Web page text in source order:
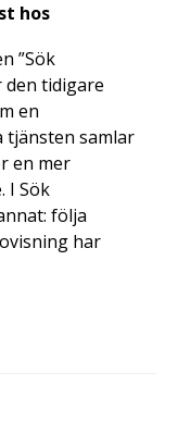
hos
”Sök
tidigare
en
tjänsten samlar
en mer
I Sök
följa
har